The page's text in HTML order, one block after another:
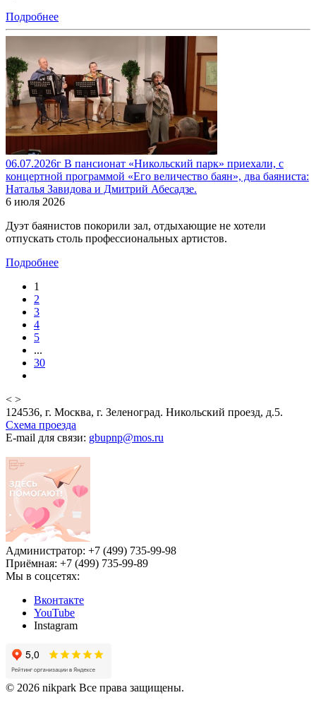
Подробнее
06.07.2026г В пансионат «Никольский парк» приехали, с
концертной программой «Его величество баян», два баяниста:
Наталья Завидова и Дмитрий Абесадзе.
6 июля 2026
Дуэт баянистов покорили зал, отдыхающие не хотели
отпускать столь профессиональных артистов.
Подробнее
1
2
3
4
5
...
30
< >
124536, г. Москва, г. Зеленоград. Никольский проезд, д.5.
Схема проезда
E-mail для связи: gbupnp@mos.ru
Администратор: +7 (499) 735-99-98
Приёмная: +7 (499) 735-99-89
Мы в соцсетях:
Вконтакте
YouTube
Instagram
© 2026 nikpark Все права защищены.